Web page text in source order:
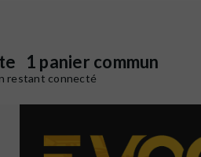
1 panier commun
restant connecté